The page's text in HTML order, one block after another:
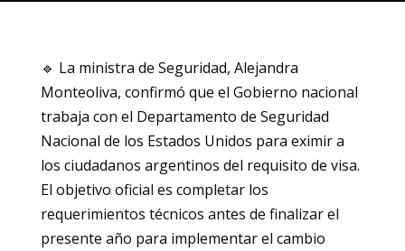
🔹 La ministra de Seguridad, Alejandra
Monteoliva, confirmó que el Gobierno nacional
trabaja con el Departamento de Seguridad
Nacional de los Estados Unidos para eximir a
los ciudadanos argentinos del requisito de visa.
El objetivo oficial es completar los
requerimientos técnicos antes de finalizar el
presente año para implementar el cambio